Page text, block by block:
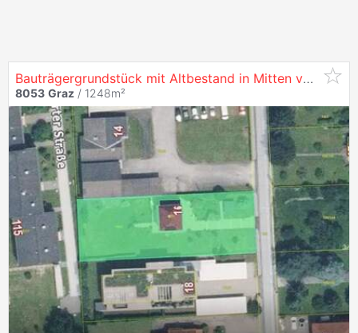
Bauträgergrundstück mit Altbestand in Mitten von
8053 Graz / 1248m²